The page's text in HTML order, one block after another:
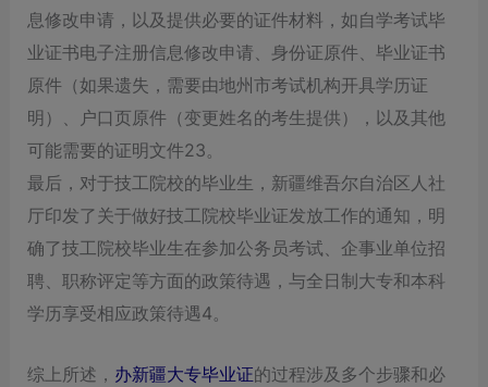
息修改申请，‌以及提供必要的证件材料，‌如自学考试毕
业证书电子注册信息修改申请、‌身份证原件、‌毕业证书
原件（‌如果遗失，‌需要由地州市考试机构开具学历证
明）‌、‌户口页原件（‌变更姓名的考生提供）‌，‌以及其他
可能需要的证明文件23。‌
最后，‌对于技工院校的毕业生，‌新疆维吾尔自治区人社
厅印发了关于做好技工院校毕业证发放工作的通知，‌明
确了技工院校毕业生在参加公务员考试、‌企事业单位招
聘、‌职称评定等方面的政策待遇，‌与全日制大专和本科
学历享受相应政策待遇4。‌
综上所述，‌ 办新疆大专毕业证的过程涉及多个步骤和必